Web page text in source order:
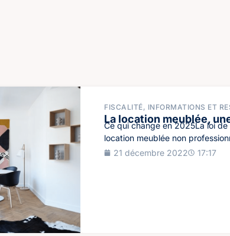
FISCALITÉ, INFORMATIONS ET
La location meublée,
Ce qui change en 2025La loi
location meublée non
21 décembre 2022
17:17